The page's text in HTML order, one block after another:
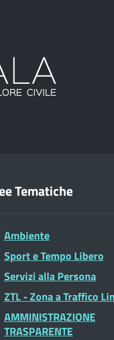
Tematiche
Ambiente
Sport e Tempo Libero
Servizi alla Persona
ZTL - Zona a Traffico
AMMINISTRAZIONE
TRASPARENTE